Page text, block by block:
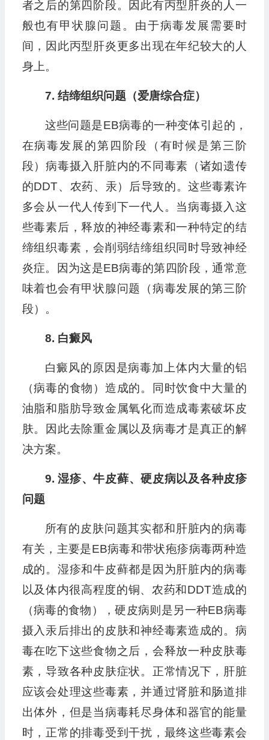
者之后的第四阶段。因此有丙型肝炎的人一
般也有甲状腺问题。由于病毒发展需要时
间，因此丙型肝炎更多出现在年纪较大的人
身上。
7. 结缔组织问题（爱唐综合症）
这些问题是EB病毒的一种变体引起的，
在病毒发展的第四阶段（有时候是第三阶
段）病毒摄入肝脏内的不同毒素（诸如遗传
的DDT、农药、汞）后导致的。这些毒素许
多会从一代人传到下一代人。当病毒摄入这
些毒素后，释放的神经毒素和一种特定的结
缔组织毒素，会削弱结缔组织同时导致神经
炎症。因为这是EB病毒的第四阶段，通常意
味着也会有甲状腺问题（病毒发展的第三阶
段）。
8. 白癜风
白癜风的原因是病毒加上体内大量的铝
（病毒的食物）造成的。同时饮食中大量的
油脂和脂肪导致金属氧化而造成毒素破坏皮
肤。因此去除重金属以及病毒才是真正的解
决方案。
9. 湿疹、牛皮藓、硬皮病以及各种皮疹
问题
所有的皮肤问题其实都和肝脏内的病毒
有关，主要是EB病毒和带状疱疹病毒两种造
成的。湿疹和牛皮藓都是因为肝脏内的病毒
以及体内很高程度的铜、农药和DDT造成的
（病毒的食物），硬皮病则是另一种EB病毒
摄入汞后排出的皮肤和神经毒素造成的。病
毒在吃下这些食物之后，会释放一种皮肤毒
素，导致各种皮肤症状。正常情况下，肝脏
应该会处理这些毒素，并通过肾脏和肠道排
出体外，但是当病毒耗尽身体和器官的能量
时，正常的排毒受到干扰，最终这些毒素会